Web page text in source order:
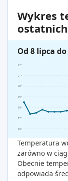
Wykres
Od 8 lipca
16°
17°
18°
19°
20°
21°
22°
Temperatura
zarówno w
Obecnie
odpowiada